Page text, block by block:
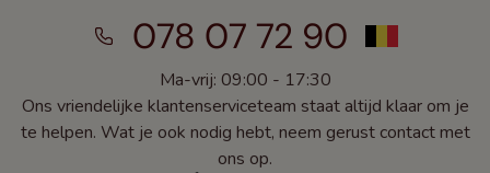
078 07 72 90
Ma-vrij: 09:00 - 17:30
Ons vriendelijke klantenserviceteam staat altijd klaar om je
te helpen. Wat je ook nodig hebt, neem gerust contact met
ons op.